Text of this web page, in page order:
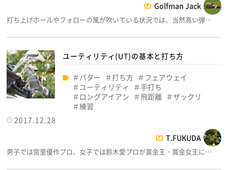
Golfman Jack
打ち上げホールやフォローの風が吹いている状況では、当然高い弾…
ユーティリティ(UT)の基本と打ち方
パター 打ち方
フェアウェイ
ユーティリティ
手打ち
ロングアイアン
飛距離
ザックリ
練習
2017.12.28
T.FUKUDA
男子では宮里優作プロ、女子では鈴木愛プロが賞金王・賞金女王に…